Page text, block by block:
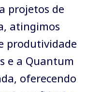
projetos de
atingimos
produtividade
e a Quantum
oferecendo